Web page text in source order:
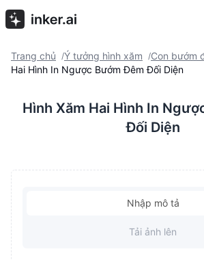
Trang chủ /Ý tưởng hình xăm /Con bướm
Hai Hình In Ngược Bướm Đêm Đối Diện
Hình Xăm Hai Hình In
Đối Diện
Nhập mô tả
Tải ảnh lên